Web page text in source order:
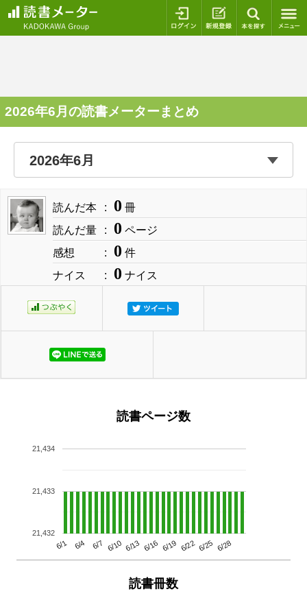
ログイン 新規登録
2026年6月の読書メーターまとめ
読んだ本 0 冊
読んだ量
0 ページ
感想
0 件
ナイス
0 ナイス
読書ページ数
6/1 6/4 6/7 6/10 6/13 6/16 6/19 6/22 6/25 6/28
21,432
21,433
21,434
読書冊数